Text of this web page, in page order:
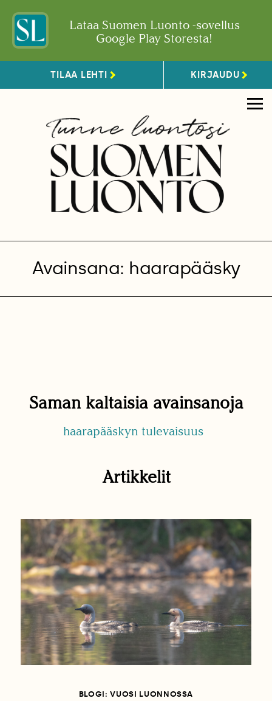
Lataa Suomen Luonto -sovellus
Google Play Storesta!
TILAA LEHTI KIRJAUDU
Avainsana: haarapääsky
Saman kaltaisia avainsanoja
haarapääskyn tulevaisuus
Artikkelit
BLOGI: VUOSI LUONNOSSA